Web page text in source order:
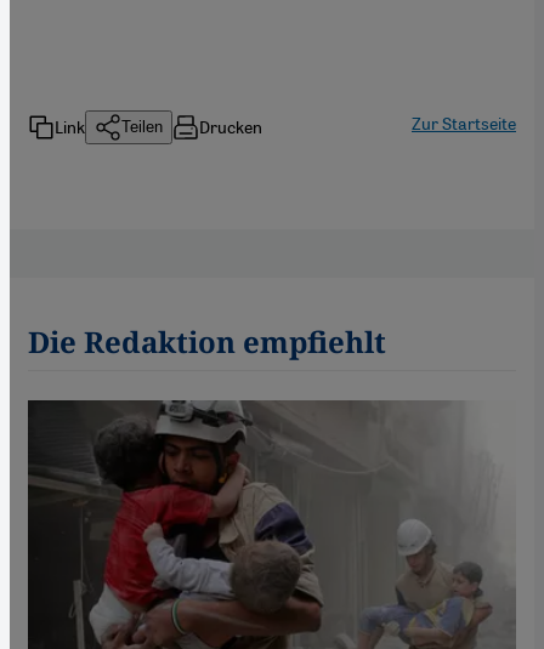
Link Teilen Drucken Zur Startseite
Die Redaktion empfiehlt